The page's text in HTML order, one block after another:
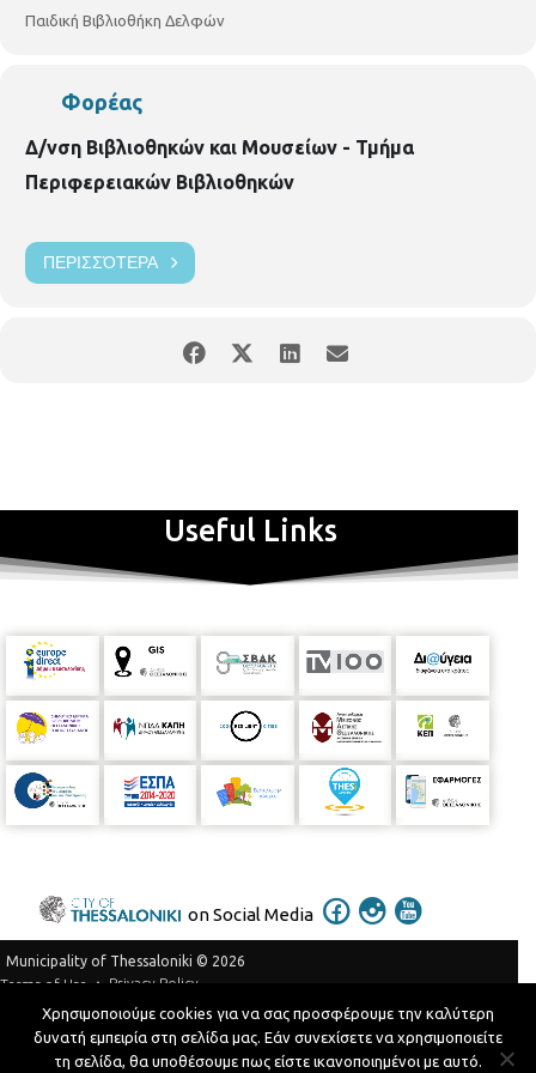
Παιδική Βιβλιοθήκη Δελφών
Φορέας
Δ/νση Βιβλιοθηκών και Μουσείων - Τμήμα
Περιφερειακών Βιβλιοθηκών
ΠΕΡΙΣΣΌΤΕΡΑ
Useful Links
on Social Media
Municipality of Thessaloniki © 2026
Terms of Use
Privacy Policy
Telephone Catalog
Developed byMyCompany Projects
Χρησιμοποιούμε cookies για να σας προσφέρουμε την καλύτερη
δυνατή εμπειρία στη σελίδα μας. Εάν συνεχίσετε να χρησιμοποιείτε
τη σελίδα, θα υποθέσουμε πως είστε ικανοποιημένοι με αυτό.